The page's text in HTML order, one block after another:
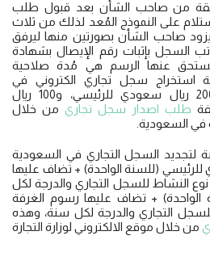
من صاحب الشأن بعد قبول طلب
على النموذج المُعد لذلك من ثلاث
صاحب الشأن بصورتين منها ليرفق
السجل بإثبات رقم الإيصال بشهادة
عنها الرسم هي مُدة صلاحية
استخراج سجل تجاري الكتروني في
السعودية بالنسبة للتاجر 200 ريال سعودي للرئيسي، و100 ريال
طلب اصدار سجل تجاري من خلال
في السعودية.
لتجديد السجل التجاري في السعودية
ريال سعودي للرئيسي (للسنة الواحدة) + تضاف عليها
النشاط للسجل التجاري والدرجة لكل
الواحدة) + تضاف عليها رسوم الغرفة
التجاري والدرجة لكل سنة، وهذه
من خلال موقع الالكتروني لوزارة التجارة